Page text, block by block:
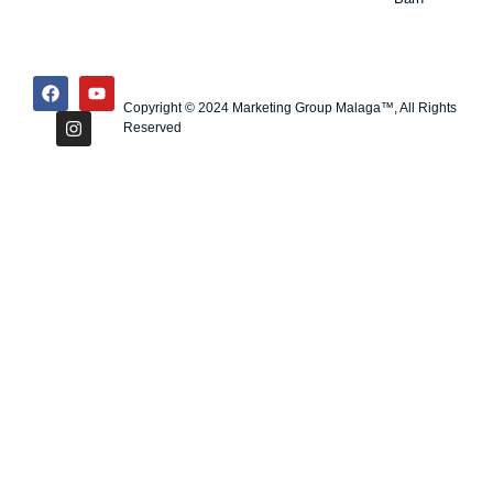
Copyright © 2024 Marketing Group Malaga™, All Rights
Reserved